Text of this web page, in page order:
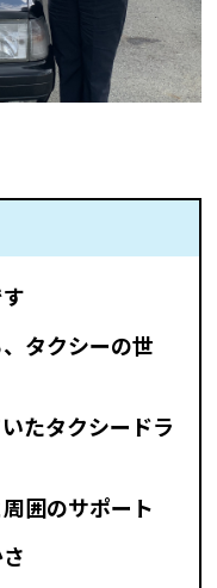
タクシーの世
たタクシードラ
囲のサポート